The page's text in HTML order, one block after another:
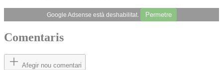
Google Adsense està deshabilitat. Permetre
Comentaris
Afegir nou comentari